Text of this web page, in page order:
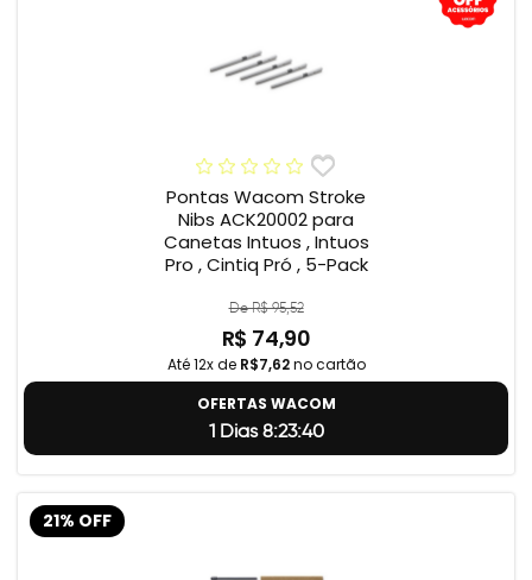
Pontas Wacom Stroke
Nibs ACK20002 para
Canetas Intuos , Intuos
Pro , Cintiq Pró , 5-Pack
De R$ 95,52
R$ 74,90
Até 12x de R$7,62no cartão
OFERTAS WACOM
1 Dias 8:23:39
21% OFF